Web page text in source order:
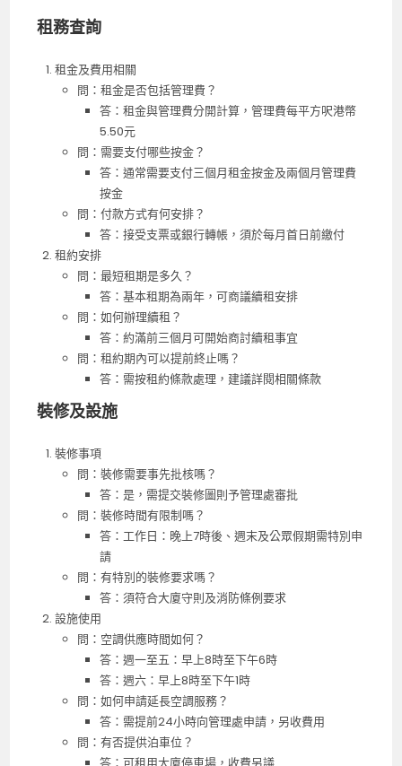
租務查詢
租金及費用相關
問：租金是否包括管理費？
答：租金與管理費分開計算，管理費每平方呎港幣
5.50元
問：需要支付哪些按金？
答：通常需要支付三個月租金按金及兩個月管理費
按金
問：付款方式有何安排？
答：接受支票或銀行轉帳，須於每月首日前繳付
租約安排
問：最短租期是多久？
答：基本租期為兩年，可商議續租安排
問：如何辦理續租？
答：約滿前三個月可開始商討續租事宜
問：租約期內可以提前終止嗎？
答：需按租約條款處理，建議詳閱相關條款
裝修及設施
裝修事項
問：裝修需要事先批核嗎？
答：是，需提交裝修圖則予管理處審批
問：裝修時間有限制嗎？
答：工作日：晚上7時後、週末及公眾假期需特別申
請
問：有特別的裝修要求嗎？
答：須符合大廈守則及消防條例要求
設施使用
問：空調供應時間如何？
答：週一至五：早上8時至下午6時
答：週六：早上8時至下午1時
問：如何申請延長空調服務？
答：需提前24小時向管理處申請，另收費用
問：有否提供泊車位？